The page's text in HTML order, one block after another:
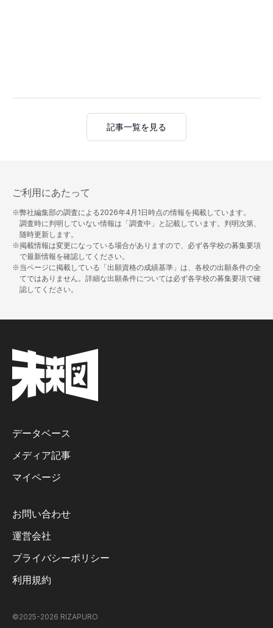
記事一覧を見る
ご利用にあたって
※弊社編集部の調査による2026年4月1日時点の情報を掲載しています。
調査時に判明していない情報は「調査中」と記載しています。判明次第、
随時更新します。
※掲載情報は変更になっている場合がありますので、必ず各学校の募集要項
で最新情報を確認してください。
※当ページに掲載している「出願資格の成績基準」は、各校の出願条件の全
てではありません。詳細な出願条件については必ず各学校の募集要項で確
認してください。
データベース
メディア記事
マイページ
お問い合わせ
運営会社
プライバシーポリシー
利用規約
©2025-2026 RIZAPURO